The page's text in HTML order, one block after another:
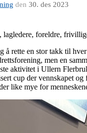
den 30. des 2023
lagledere, foreldre,
å rette en stor takk til
men en
aktivitet i Ullern
cup der vennskapet
like mye for